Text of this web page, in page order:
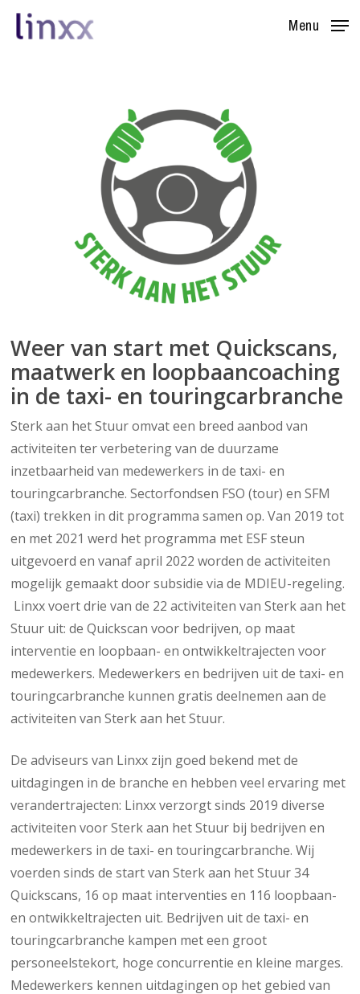
Skip
Menu
Weer van start met Quickscans,
maatwerk en loopbaancoaching
in de taxi- en touringcarbranche
Sterk aan het Stuur omvat een breed aanbod van
activiteiten ter verbetering van de duurzame
inzetbaarheid van medewerkers in de taxi- en
touringcarbranche. Sectorfondsen FSO (tour) en SFM
(taxi) trekken in dit programma samen op. Van 2019 tot
en met 2021 werd het programma met ESF steun
uitgevoerd en vanaf april 2022 worden de activiteiten
mogelijk gemaakt door subsidie via de MDIEU-regeling.
Linxx voert drie van de 22 activiteiten van Sterk aan het
Stuur uit: de Quickscan voor bedrijven, op maat
interventie en loopbaan- en ontwikkeltrajecten voor
medewerkers. Medewerkers en bedrijven uit de taxi- en
touringcarbranche kunnen gratis deelnemen aan de
activiteiten van Sterk aan het Stuur.
De adviseurs van Linxx zijn goed bekend met de
uitdagingen in de branche en hebben veel ervaring met
verandertrajecten: Linxx verzorgt sinds 2019 diverse
activiteiten voor Sterk aan het Stuur bij bedrijven en
medewerkers in de taxi- en touringcarbranche. Wij
voerden sinds de start van Sterk aan het Stuur 34
Quickscans, 16 op maat interventies en 116 loopbaan-
en ontwikkeltrajecten uit. Bedrijven uit de taxi- en
touringcarbranche kampen met een groot
personeelstekort, hoge concurrentie en kleine marges.
Medewerkers kennen uitdagingen op het gebied van